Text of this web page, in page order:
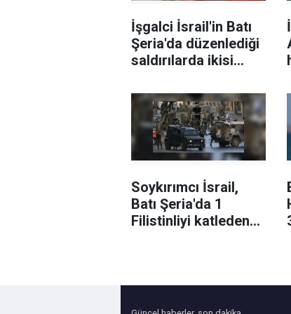
İşgalci İsrail'in Batı
Şeria'da düzenlediği
saldırılarda ikisi
Filistinli yaralandı
Soykırımcı İsrail,
Batı Şeria'da 1
Filistinliyi katleden